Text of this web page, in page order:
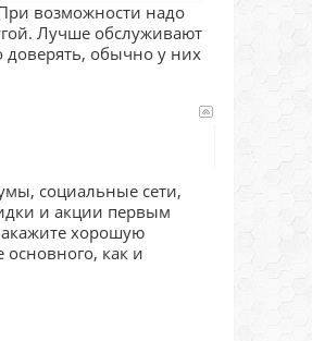
возможности надо
Лучше обслуживают
доверять, обычно у них
социальные сети,
и акции первым
хорошую
как и